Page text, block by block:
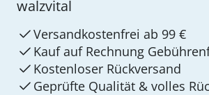
walzvital
Versandkostenfrei ab 99 €
Kauf auf Rechnung
Kostenloser Rückversand
Geprüfte Qualität & volles